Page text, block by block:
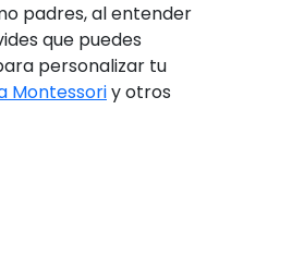
padres, al entender
que puedes
personalizar tu
Montessoriy otros